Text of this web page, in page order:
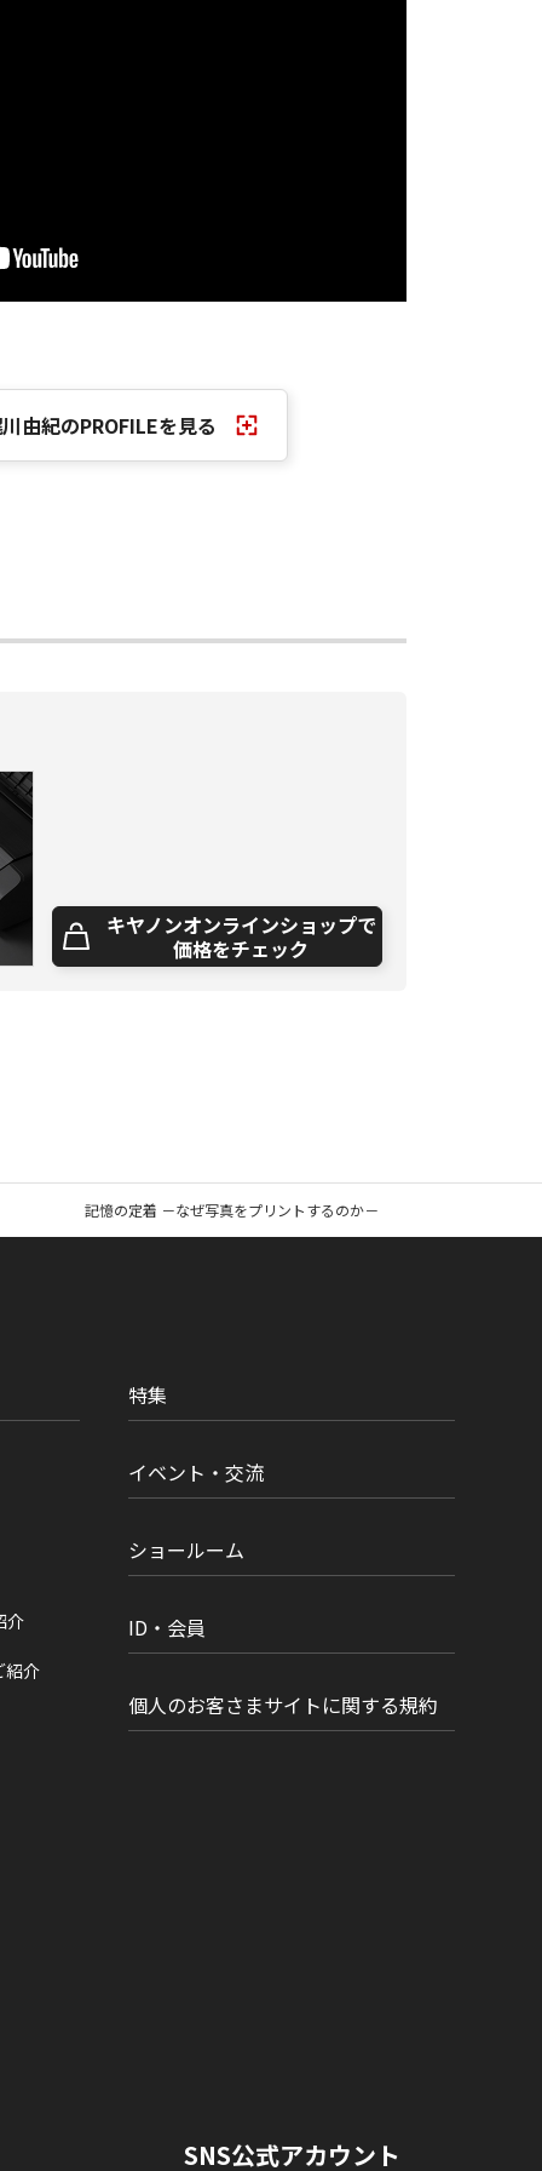
由紀のPROFILEを見る
キヤノンオンラインショップで
価格をチェック
記憶の定着 －なぜ写真をプリントするのか－
介
紹介
特集
イベント・交流
ショールーム
ID・会員
個人のお客さまサイトに関する規約
SNS公式アカウント